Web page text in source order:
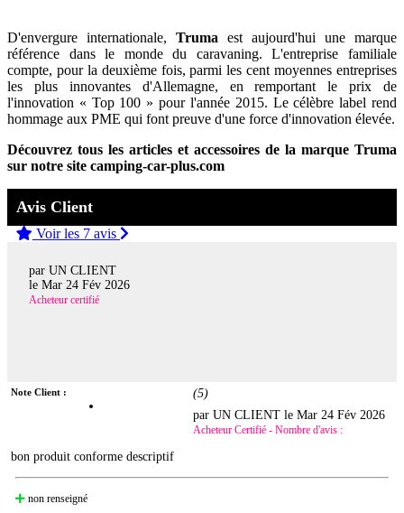
D'envergure internationale, Truma est aujourd'hui une marque
référence dans le monde du caravaning. L'entreprise familiale
compte, pour la deuxième fois, parmi les cent moyennes entreprises
les plus innovantes d'Allemagne, en remportant le prix de
l'innovation « Top 100 » pour l'année 2015. Le célèbre label rend
hommage aux PME qui font preuve d'une force d'innovation élevée.
Découvrez tous les articles et accessoires de la marque Truma
sur notre site camping-car-plus.com
Avis Client
Voir les 7 avis
par UN CLIENT
le Mar 24 Fév 2026
Acheteur certifié
Note Client : (5)
par UN CLIENT leMar 24 Fév 2026
Acheteur Certifié - Nombre d'avis :
bon produit conforme descriptif
non renseigné